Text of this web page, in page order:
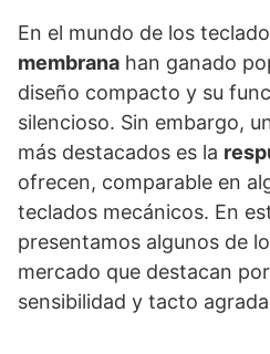
En el mundo de los
membrana han ganado
diseño compacto y su
silencioso. Sin embargo,
más destacados es la
ofrecen, comparable en
teclados mecánicos. En
presentamos algunos de
mercado que destacan
sensibilidad y tacto